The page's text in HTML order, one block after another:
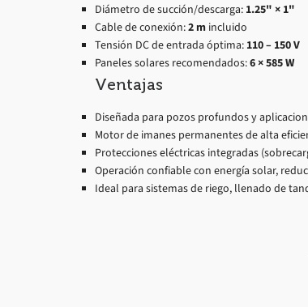
Diámetro de succión/descarga: 1.25" × 1"
Cable de conexión:2 m incluido
Tensión DC de entrada óptima: 110 – 150 V
Paneles solares recomendados:6 × 585 W
Ventajas
Diseñada para pozos profundos y
Motor de imanes permanentes de alta
Protecciones eléctricas integradas
Operación confiable con energía solar,
Ideal para sistemas de riego, llenado de